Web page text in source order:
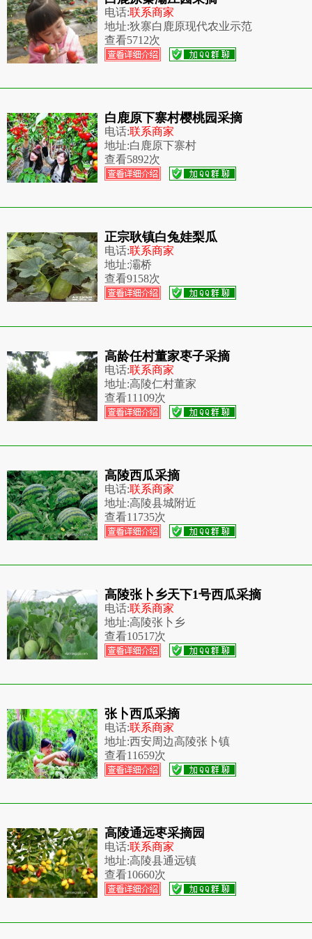
电话:联系商家
地址:狄寨白鹿原现代农业示范
查看5712次
白鹿原下寨村樱桃园采摘
电话:联系商家
地址:白鹿原下寨村
查看5892次
正宗耿镇白兔娃梨瓜
电话:联系商家
地址:灞桥
查看9158次
高龄任村董家枣子采摘
电话:联系商家
地址:高陵仁村董家
查看11109次
高陵西瓜采摘
电话:联系商家
地址:高陵县城附近
查看11735次
高陵张卜乡天下1号西瓜采摘
电话:联系商家
地址:高陵张卜乡
查看10517次
张卜西瓜采摘
电话:联系商家
地址:西安周边高陵张卜镇
查看11659次
高陵通远枣采摘园
电话:联系商家
地址:高陵县通远镇
查看10660次